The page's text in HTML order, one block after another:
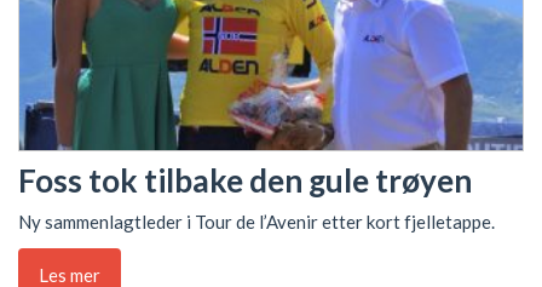
Foss tok tilbake den gule trøyen
Ny sammenlagtleder i Tour de l’Avenir etter kort fjelletappe.
Les mer